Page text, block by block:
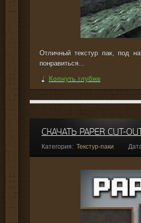
Отличный текстур пак, под
понравиться...
Копнуть глубже
СКАЧАТЬ PAPER CUT-
Категория: Текстур-паки